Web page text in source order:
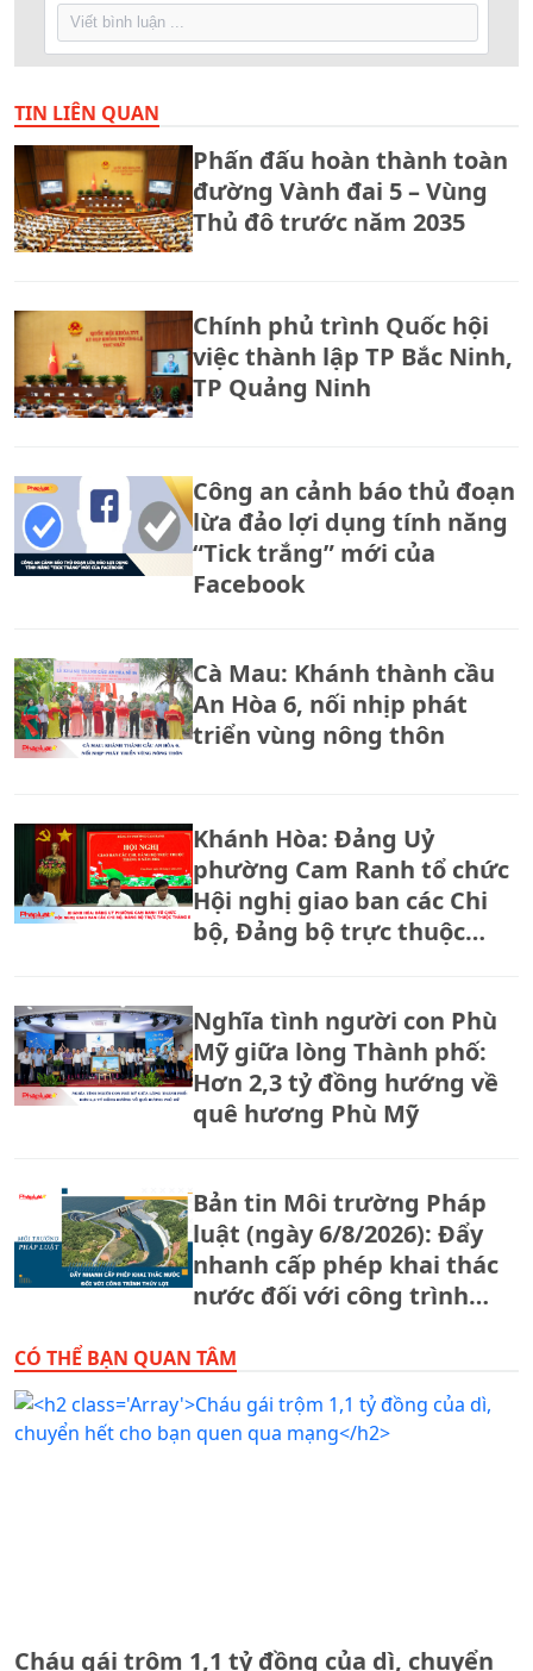
TIN LIÊN QUAN
Phấn đấu hoàn thành toàn
đường Vành đai 5 – Vùng
Thủ đô trước năm 2035
Chính phủ trình Quốc hội
việc thành lập TP Bắc Ninh,
TP Quảng Ninh
Công an cảnh báo thủ đoạn
lừa đảo lợi dụng tính năng
“Tick trắng” mới của
Facebook
Cà Mau: Khánh thành cầu
An Hòa 6, nối nhịp phát
triển vùng nông thôn
Khánh Hòa: Đảng Uỷ
phường Cam Ranh tổ chức
Hội nghị giao ban các Chi
bộ, Đảng bộ trực thuộc
Nghĩa tình người con Phù
Mỹ giữa lòng Thành phố:
Hơn 2,3 tỷ đồng hướng về
quê hương Phù Mỹ
Bản tin Môi trường Pháp
luật (ngày 6/8/2026): Đẩy
nhanh cấp phép khai thác
nước đối với công trình
CÓ THỂ BẠN QUAN TÂM
Cháu gái trộm 1,1 tỷ đồng của dì, chuyển